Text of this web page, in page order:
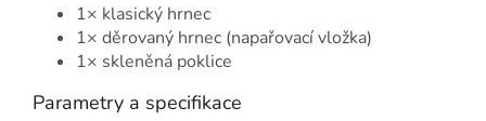
1× klasický hrnec
1× děrovaný hrnec (napařovací vložka)
1× skleněná poklice
Parametry a specifikace